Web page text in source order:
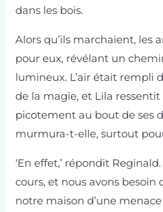
dans les bois.
Alors qu’ils marchaient, les
pour eux, révélant un
lumineux. L’air était rempli
de la magie, et Lila
picotement au bout de ses
murmura-t-elle, surtout
‘En effet,’ répondit
cours, et nous avons
notre maison d’une